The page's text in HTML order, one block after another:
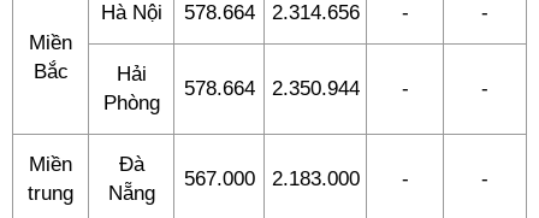
Miền
Bắc
Hà Nội 578.664 2.314.656 - -
Hải
Phòng
578.664 2.350.944 - -
Miền
trung
Đà
Nẵng
567.000 2.183.000 - -